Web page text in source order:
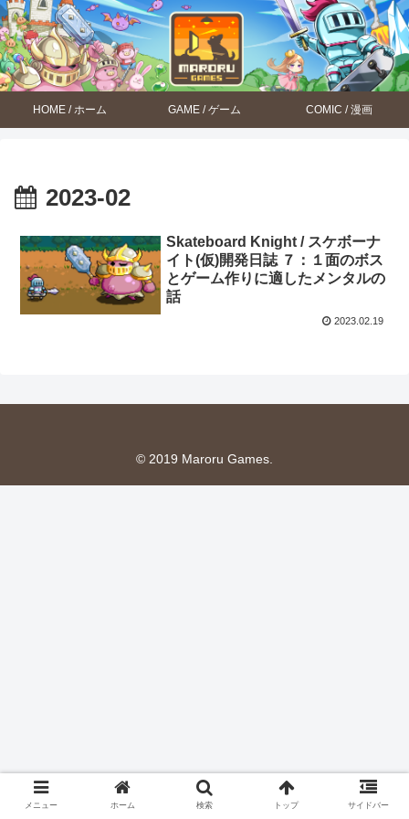
HOME / ホーム GAME / ゲーム COMIC / 漫画
2023-02
Skateboard Knight / スケボーナ
イト(仮)開発日誌 ７：１面のボス
とゲーム作りに適したメンタルの
話
2023.02.19
© 2019 Maroru Games.
メニュー ホーム 検索 トップ サイドバー